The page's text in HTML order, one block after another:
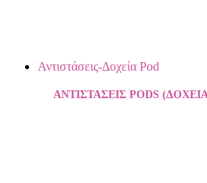
Αντιστάσεις-Δοχεία Pod
ΑΝΤΙΣΤΑΣΕΙΣ PODS